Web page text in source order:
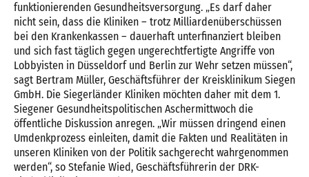
funktionierenden Gesundheitsversorgung. „Es darf daher
nicht sein, dass die Kliniken – trotz Milliardenüberschüssen
bei den Krankenkassen – dauerhaft unterfinanziert bleiben
und sich fast täglich gegen ungerechtfertigte Angriffe von
Lobbyisten in Düsseldorf und Berlin zur Wehr setzen müssen“,
sagt Bertram Müller, Geschäftsführer der Kreisklinikum Siegen
GmbH. Die Siegerländer Kliniken möchten daher mit dem 1.
Siegener Gesundheitspolitischen Aschermittwoch die
öffentliche Diskussion anregen. „Wir müssen dringend einen
Umdenkprozess einleiten, damit die Fakten und Realitäten in
unseren Kliniken von der Politik sachgerecht wahrgenommen
werden“, so Stefanie Wied, Geschäftsführerin der DRK-